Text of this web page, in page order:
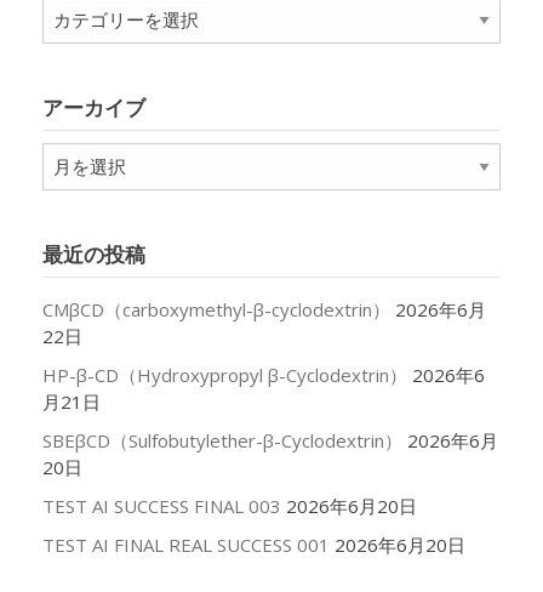
テ
ー
アーカイブ
ア
ー
ブ
最近の投稿
CMβCD（carboxymethyl-β-cyclodextrin）
2026年6月
22日
HP-β-CD（Hydroxypropyl β-Cyclodextrin）
2026年6
月21日
SBEβCD（Sulfobutylether-β-Cyclodextrin）
2026年6月
20日
TEST AI SUCCESS FINAL 003 2026年6月20日
TEST AI FINAL REAL SUCCESS 001 2026年6月20日